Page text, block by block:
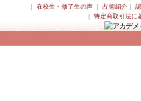
在校生・修了生の声 ｜占術紹介 ｜
｜特定商取引法に